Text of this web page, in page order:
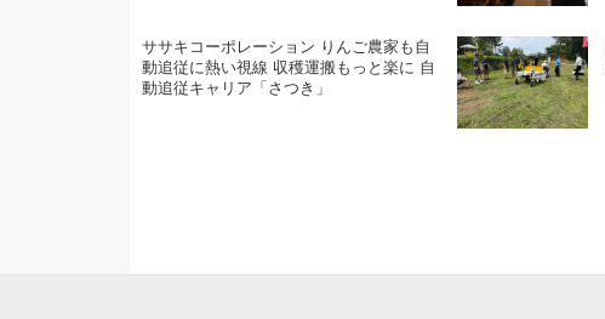
ササキコーポレーション りんご農家も自
動追従に熱い視線 収穫運搬もっと楽に 自
動追従キャリア「さつき」